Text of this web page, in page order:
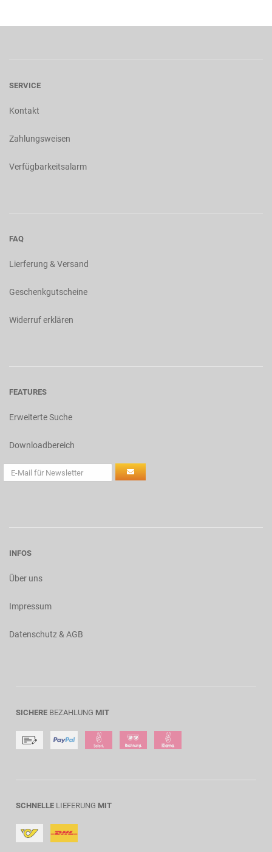
SERVICE
Kontakt
Zahlungsweisen
Verfügbarkeitsalarm
FAQ
Lierferung & Versand
Geschenkgutscheine
Widerruf erklären
FEATURES
Erweiterte Suche
Downloadbereich
INFOS
Über uns
Impressum
Datenschutz & AGB
SICHERE BEZAHLUNG MIT
SCHNELLE LIEFERUNG MIT